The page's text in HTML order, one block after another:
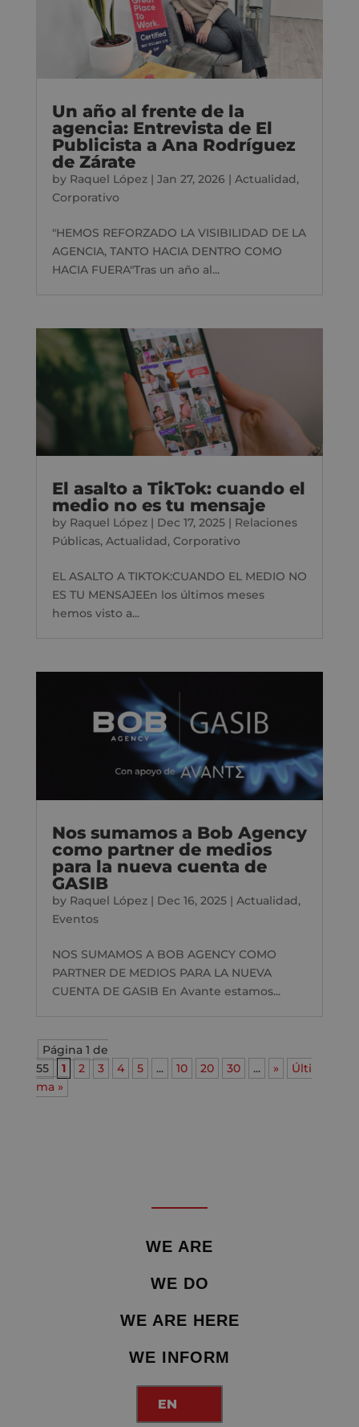
Un año al frente de la
agencia: Entrevista de El
Publicista a Ana Rodríguez
de Zárate
by Raquel López| Jan 27, 2026 | Actualidad,
Corporativo
"HEMOS REFORZADO LA VISIBILIDAD DE LA
AGENCIA, TANTO HACIA DENTRO COMO
HACIA FUERA"Tras un año al...
El asalto a TikTok: cuando el
medio no es tu mensaje
by Raquel López| Dec 17, 2025| Relaciones
Públicas, Actualidad, Corporativo
EL ASALTO A TIKTOK:CUANDO EL MEDIO NO
ES TU MENSAJEEn los últimos meses
hemos visto a...
Nos sumamos a Bob Agency
como partner de medios
para la nueva cuenta de
GASIB
by Raquel López| Dec 16, 2025| Actualidad,
Eventos
NOS SUMAMOS A BOB AGENCY COMO
PARTNER DE MEDIOS PARA LA NUEVA
CUENTA DE GASIB En Avante estamos...
Página 1 de
55
1 2 3 4 5 ... 10 20 30 ... »
Últi
ma »
WE ARE
WE DO
WE ARE HERE
WE INFORM
EN